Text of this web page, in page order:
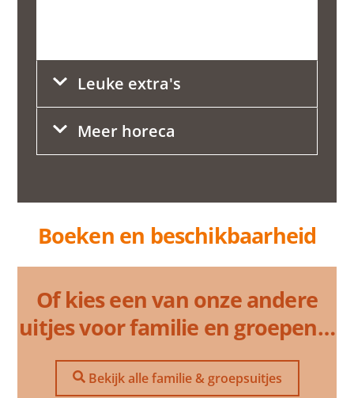
Leuke extra's
Meer horeca
Boeken en beschikbaarheid
Of kies een van onze andere
uitjes voor familie en groepen…
Bekijk alle familie & groepsuitjes